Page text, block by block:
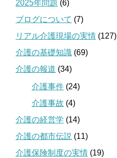
2025年問題 (6)
ブログについて (7)
リアル介護現場の実情 (127)
介護の基礎知識 (69)
介護の報道 (34)
介護事件 (24)
介護事故 (4)
介護の経営学 (14)
介護の都市伝説 (11)
介護保険制度の実情 (19)